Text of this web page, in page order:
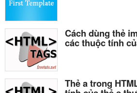
Cách dùng thẻ
các thuộc tính
Thẻ a trong